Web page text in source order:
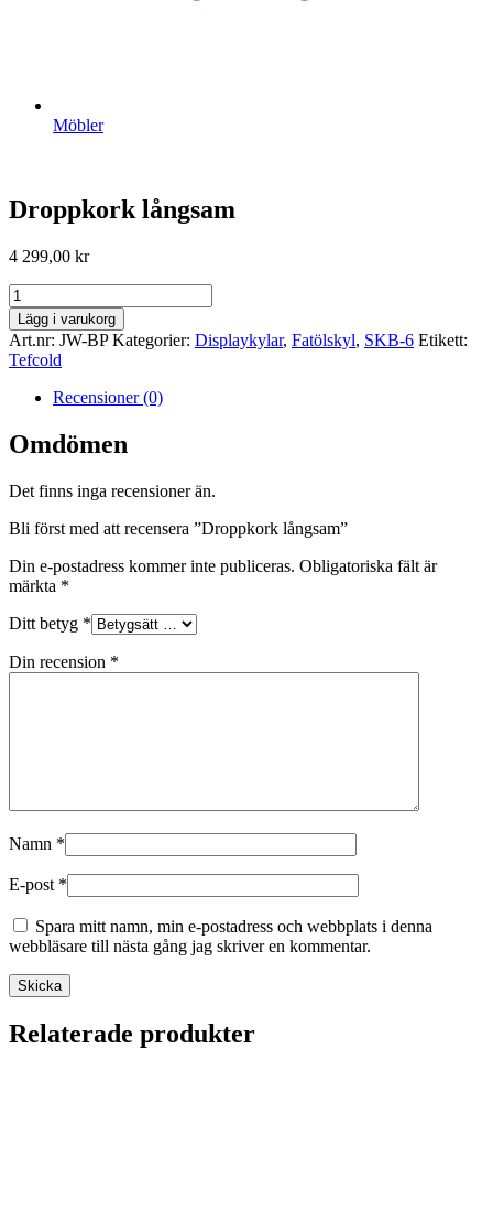
Möbler
Droppkork långsam
4 299,00 kr
Droppkork
långsam
mängd
Lägg i varukorg
Art.nr: JW-BP Kategorier: Displaykylar, Fatölskyl, SKB-6 Etikett:
Tefcold
Recensioner (0)
Omdömen
Det finns inga recensioner än.
Bli först med att recensera ”Droppkork långsam”
Din e-postadress kommer inte publiceras. Obligatoriska fält är
märkta *
Ditt betyg *
Din recension *
Namn *
E-post *
Spara mitt namn, min e-postadress och webbplats i denna
webbläsare till nästa gång jag skriver en kommentar.
Relaterade produkter